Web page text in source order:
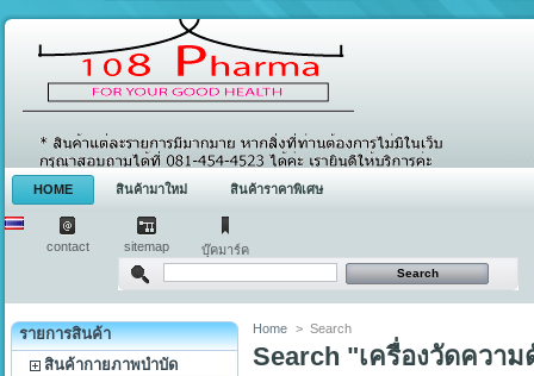
HOME สินค้ามาใหม่ สินค้าราคาพิเศษ
contact sitemap บุ๊คมาร์ค
รายการสินค้า
สินค้ากายภาพบำบัด
Home > Search
Search "เครื่องวัดควา